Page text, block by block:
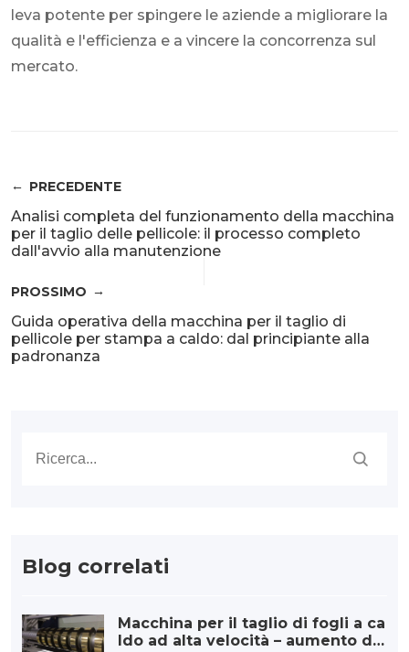
leva potente per spingere le aziende a migliorare la
qualità e l'efficienza e a vincere la concorrenza sul
mercato.
PRECEDENTE
Analisi completa del funzionamento della macchina
per il taglio delle pellicole: il processo completo
dall'avvio alla manutenzione
PROSSIMO
Guida operativa della macchina per il taglio di
pellicole per stampa a caldo: dal principiante alla
padronanza
Blog correlati
Macchina per il taglio di fogli a ca
ldo ad alta velocità – aumento di